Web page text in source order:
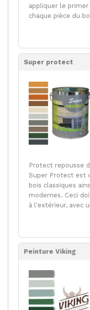
appliquer le primer
chaque pièce du
Super protect
Protect repousse
Super Protect est
bois classiques
modernes. Ceci
à l'extérieur, avec
Peinture Viking